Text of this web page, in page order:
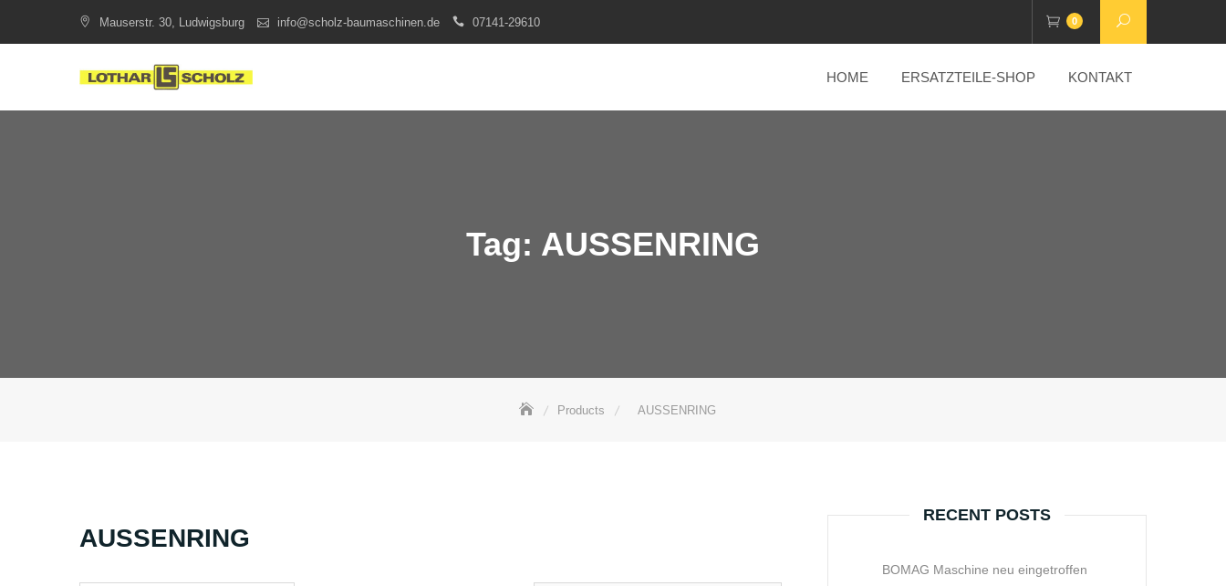
Mauserstr. 30, Ludwigsburg info@scholz-baumaschinen.de 07141-29610 0
HOME ERSATZTEILE-SHOP KONTAKT
Tag: AUSSENRING
Products AUSSENRING
AUSSENRING
RECENT POSTS
BOMAG Maschine neu eingetroffen